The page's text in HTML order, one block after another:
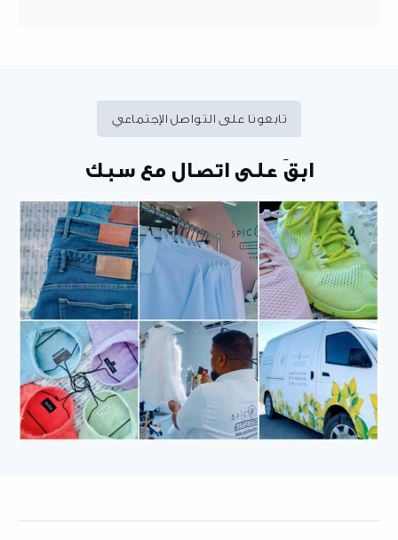
تابعونا على التواصل الإجتماعي
ابقَ على اتصال مع سبك